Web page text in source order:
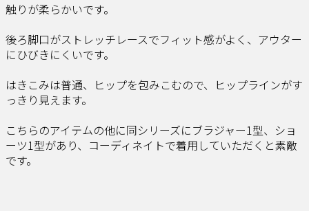
触りが柔らかいです。
後ろ脚口がストレッチレースでフィット感がよく、アウター
にひびきにくいです。
はきこみは普通、ヒップを包みこむので、ヒップラインがす
っきり見えます。
こちらのアイテムの他に同シリーズにブラジャー1型、ショ
ーツ1型があり、コーディネイトで着用していただくと素敵
です。